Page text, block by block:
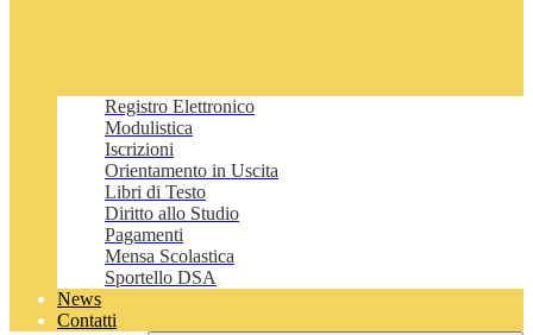
Registro Elettronico
Modulistica
Iscrizioni
Orientamento in Uscita
Libri di Testo
Diritto allo Studio
Pagamenti
Mensa Scolastica
Sportello DSA
News
Contatti